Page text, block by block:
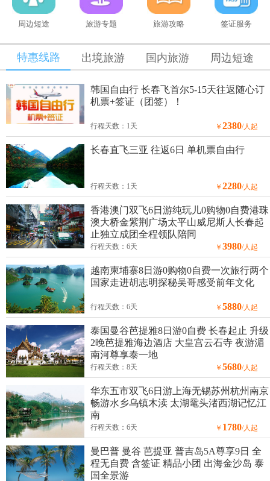
周边短途 旅游专题 旅游攻略 签证服务
特惠线路 出境旅游 国内旅游 周边短途
韩国自由行 长春飞首尔5-15天往返随心订
机票+签证（团签）！
行程天数：1天 ￥ 2380/人起
长春直飞三亚 往返6日 单机票自由行
行程天数：1天 ￥ 2280/人起
香港澳门双飞6日游纯玩儿0购物0自费港珠
澳大桥金紫荆广场太平山威尼斯人长春起
止独立成团全程领队陪同
行程天数：6天 ￥ 3980/人起
越南柬埔寨8日游0购物0自费一次旅行两个
国家走进胡志明探秘吴哥感受前年文化
行程天数：6天 ￥ 5880/人起
泰国曼谷芭提雅8日游0自费 长春起止 升级
2晚芭提雅海边酒店 大皇宫云石寺 夜游湄
南河尊享泰一地
行程天数：8天 ￥ 5680/人起
华东五市双飞6日游上海无锡苏州杭州南京
畅游水乡乌镇木渎 太湖鼋头渚西湖记忆江
南
行程天数：6天 ￥ 1780/人起
曼巴普 曼谷 芭提亚 普吉岛5A尊享9日 全
程无自费 含签证 精品小团 出海金沙岛 泰
国全景游